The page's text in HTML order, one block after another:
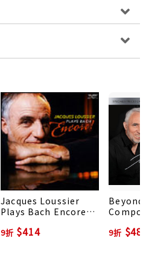
Jacques Loussier
Plays Bach Encore
9折 $414
Beyond
9折 $486